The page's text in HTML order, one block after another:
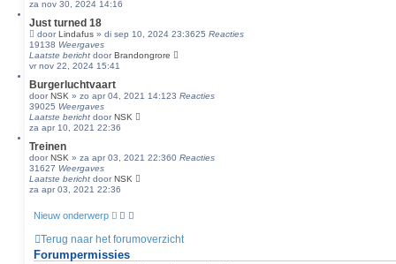
za nov 30, 2024 14:16
Just turned 18
doorLindafus » di sep 10, 2024 23:3625 Reacties
19138 Weergaves
Laatste bericht doorBrandongrore
vr nov 22, 2024 15:41
Burgerluchtvaart
doorNSK » zo apr 04, 2021 14:123 Reacties
39025 Weergaves
Laatste bericht doorNSK
za apr 10, 2021 22:36
Treinen
doorNSK » za apr 03, 2021 22:360 Reacties
31627 Weergaves
Laatste bericht doorNSK
za apr 03, 2021 22:36
Nieuw onderwerp
Terug naar het forumoverzicht
Forumpermissies